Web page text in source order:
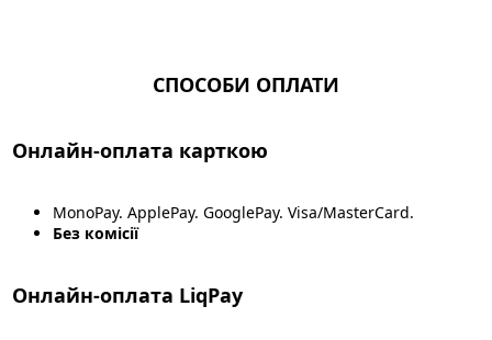
СПОСОБИ ОПЛАТИ
Онлайн-оплата карткою
MonoPay. ApplePay. GooglePay. Visa/MasterCard.
Без комісії
Онлайн-оплата LiqPay